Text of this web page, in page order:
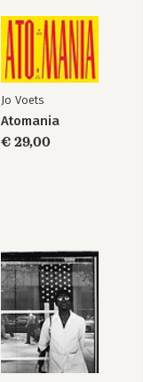
Jo Voets
Atomania
€ 29,00